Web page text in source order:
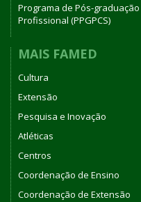
Programa de Pós-
Profissional (PPGPCS)
MAIS FAMED
Cultura
Extensão
Pesquisa e Inovação
Atléticas
Centros
Coordenação de Ensino
Coordenação de Extensão